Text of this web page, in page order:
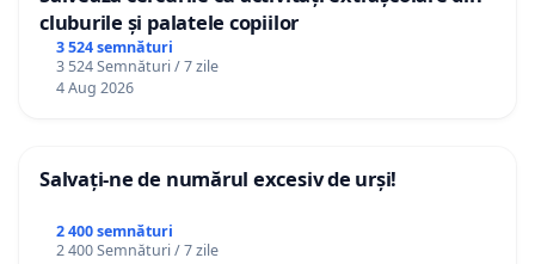
cluburile și palatele copiilor
3 524 semnături
3 524 Semnături / 7 zile
4 Aug 2026
Salvați-ne de numărul excesiv de urși!
2 400 semnături
2 400 Semnături / 7 zile